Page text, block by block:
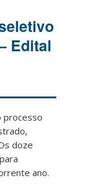
Edital
processo
doze
ano.